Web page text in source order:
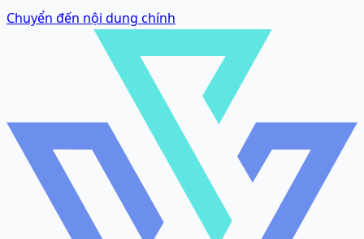
Chuyển đến nội dung chính